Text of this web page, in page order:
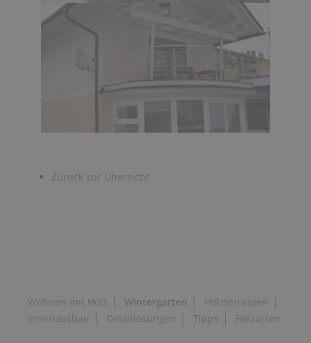
Zurück zur Übersicht
Wohnen mit Holz Wintergarten
Holzterrassen
Innenausbau
Detaillösungen Tipps Holzarten